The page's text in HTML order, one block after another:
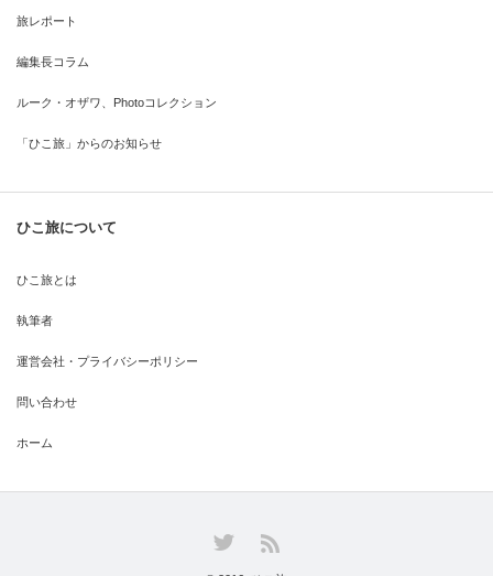
旅レポート
編集長コラム
ルーク・オザワ、Photoコレクション
「ひこ旅」からのお知らせ
ひこ旅について
ひこ旅とは
執筆者
運営会社・プライバシーポリシー
問い合わせ
ホーム